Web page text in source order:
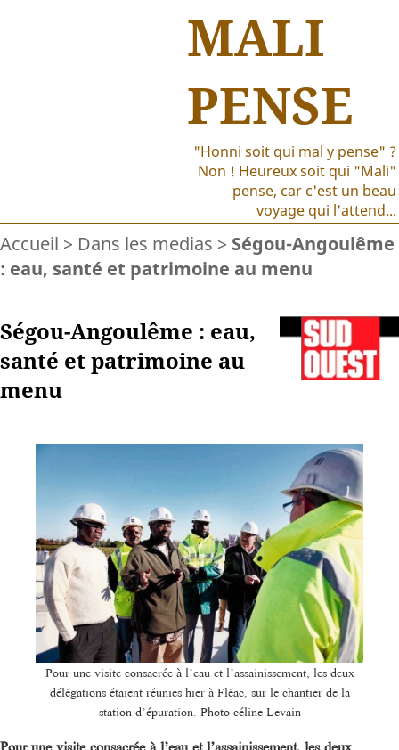
MALI
PENSE
"Honni soit qui mal y pense" ?
Non ! Heureux soit qui "Mali"
pense, car c'est un beau
voyage qui l'attend...
Accueil > Dans les medias > Ségou-Angoulême
: eau, santé et patrimoine au menu
Ségou-Angoulême : eau,
santé et patrimoine au
menu
Pour une visite consacrée à l’eau et l’assainissement, les deux
délégations étaient réunies hier à Fléac, sur le chantier de la
station d’épuration. Photo céline Levain